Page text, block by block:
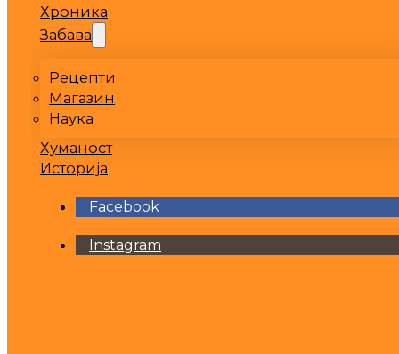
Хроника
Забава
Рецепти
Магазин
Наука
Хуманост
Историја
Facebook
Instagram